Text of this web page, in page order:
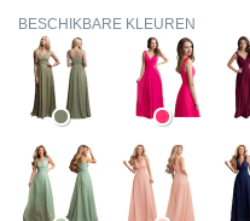
BESCHIKBARE KLEUREN